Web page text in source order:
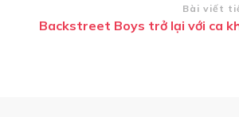
Bài viết
Backstreet Boys trở lại với ca